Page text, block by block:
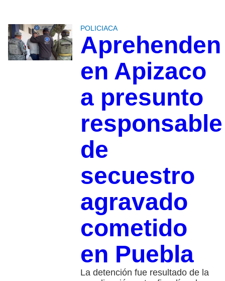
POLICIACA
Aprehenden
en Apizaco
a presunto
responsable
de
secuestro
agravado
cometido
en Puebla
La detención fue resultado de la